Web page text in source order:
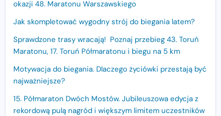
okazji 48. Maratonu Warszawskiego
Jak skompletować wygodny strój do biegania latem?
Sprawdzone trasy wracają! Poznaj przebieg 43. Toruń
Maratonu, 17. Toruń Półmaratonu i biegu na 5 km
Motywacja do biegania. Dlaczego życiówki przestają być
najważniejsze?
15. Półmaraton Dwóch Mostów. Jubileuszowa edycja z
rekordową pulą nagród i większym limitem uczestników